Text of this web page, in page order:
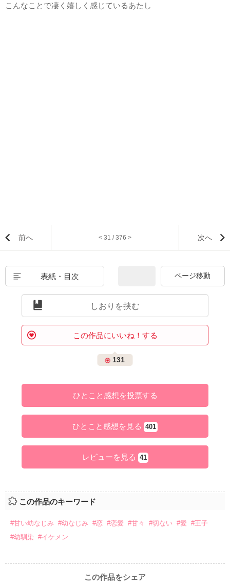
こんなことで凄く嬉しく感じているあたし
前へ < 31 / 376 > 次へ
表紙・目次
しおりを挟む
この作品にいいね！する
131
ひとこと感想を投票する
ひとこと感想を見る 401
レビューを見る 41
この作品のキーワード
#甘い幼なじみ #幼なじみ #恋 #恋愛 #甘々 #切ない #愛 #王子
#幼馴染 #イケメン
この作品をシェア